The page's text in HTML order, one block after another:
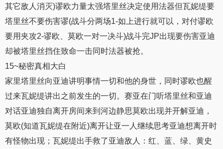
其它敌人消灭)谬欧力量太强塔里丝决定使用法器但瓦妮缇要
塔里丝不要伤害谬(战斗分两场1-如上进行就可以，对付谬欧
要用夹攻2-谬欧、莫欧一对一决斗)战斗完JP出现要伤害亚迪
却被塔里丝挡住致命一击同时法器被抢。
15~秘密真相大白
家里塔里丝向亚迪讲明事情一切和他的身世，同时谬欧也醒
过来瓦妮缇讲出之前发生的一切。赛亚在门听塔里丝和亚迪
对话亚迪独自离开房间来到河边静思莫欧出现并开解亚迪，
莫欧(知道瓦妮缇在附近)离开让亚一人继续思考亚迪想离开时
有怪物出现；瓦妮缇出手救了亚迪敌人：红、蓝、绿、黄史